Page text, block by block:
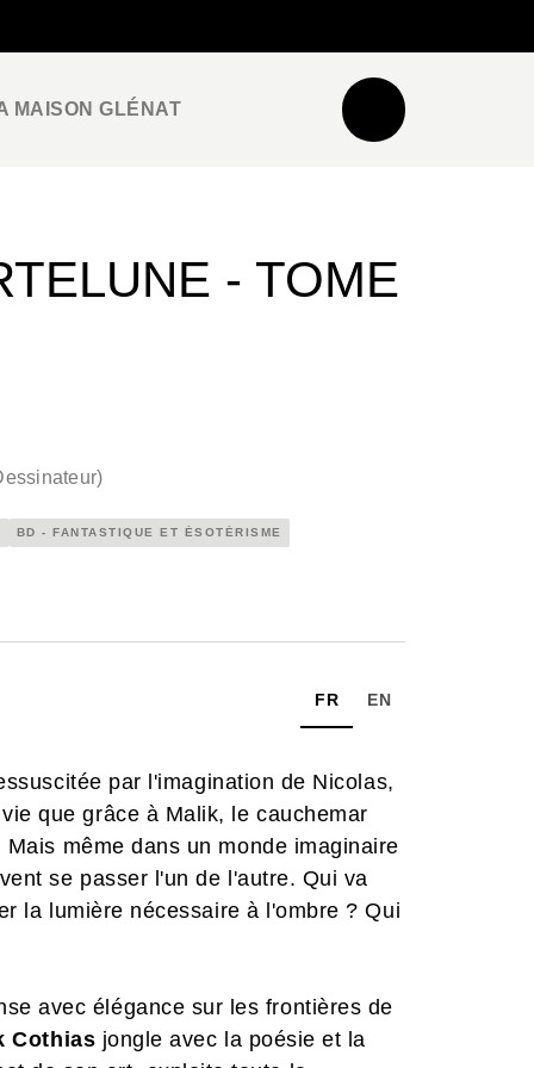
MAISON GLÉNAT
- TOME
)
BD - FANTASTIQUE ET ÉSOTÉRISME
FR EN
par l'imagination de Nicolas,
que grâce à Malik, le cauchemar
même dans un monde imaginaire
se passer l'un de l'autre. Qui va
la lumière nécessaire à l'ombre ? Qui
avec élégance sur les frontières de
Cothias jongle avec la poésie et la